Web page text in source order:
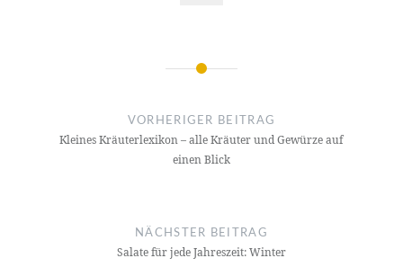
NavigationVORHERIGER BEITRAG
Kleines Kräuterlexikon – alle Kräuter und Gewürze auf
einen Blick
NÄCHSTER BEITRAG
Salate für jede Jahreszeit: Winter